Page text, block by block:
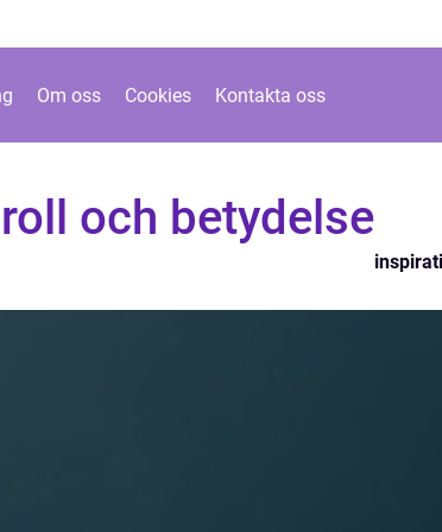
Om oss Cookies Kontakta oss
och betydelse